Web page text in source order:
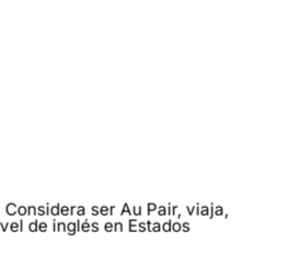
ser Au Pair, viaja,
de inglés en Estados